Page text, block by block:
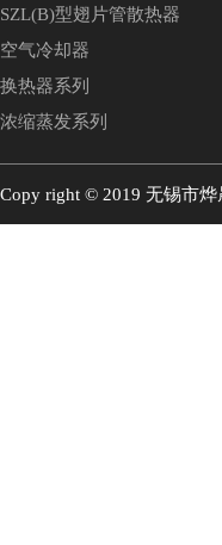
SZL(B)型翅片管散热器
空气冷却器
换热器系列
浓缩蒸发系列
Copy right © 2019 无锡市